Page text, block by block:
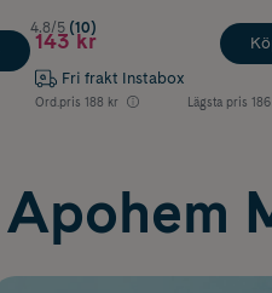
4.8/5 (10)
143 kr
Fri frakt Instabox
Ord.pris 188 kr Lägsta pris
Apohem